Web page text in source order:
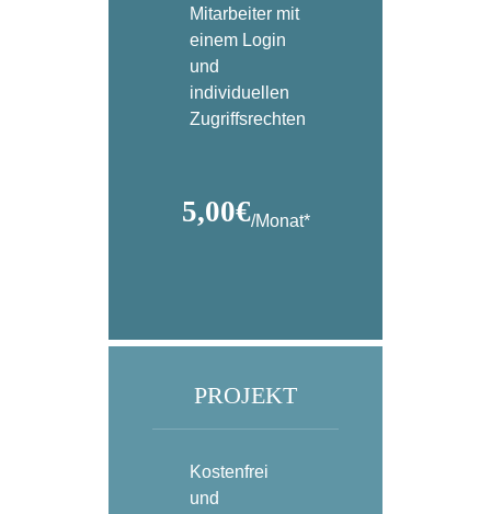
Mitarbeiter mit
einem Login
und
individuellen
Zugriffsrechten
5,00€/Monat*
PROJEKT
Kostenfrei
und